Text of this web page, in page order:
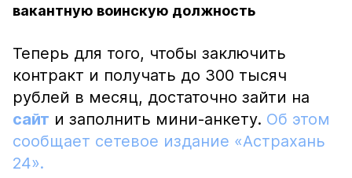
вакантную воинскую должность
Теперь для того, чтобы заключить
контракт и получать до 300 тысяч
рублей в месяц, достаточно зайти на
сайт и заполнить мини-анкету. Об этом
сообщает сетевое издание «Астрахань
24».